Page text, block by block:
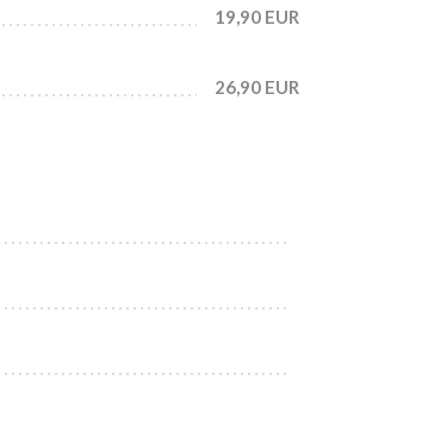
19,90 EUR
26,90 EUR